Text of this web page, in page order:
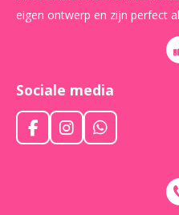
eigen ontwerp en zijn perfect
Sociale media
F
a
I
n
W
h